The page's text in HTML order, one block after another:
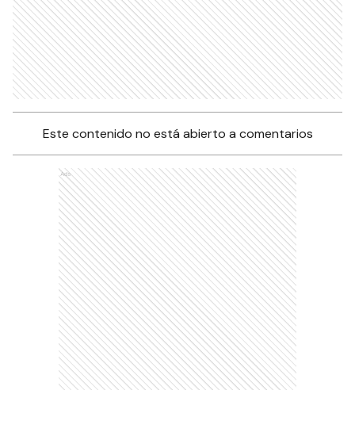
Este contenido no está abierto a comentarios
Ads